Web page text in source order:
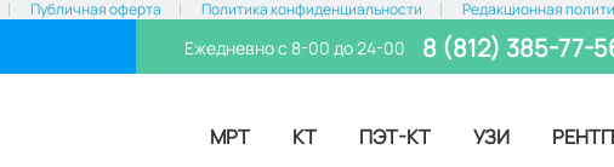
Публичная оферта Политика конфиденциальности Редакционная
Ежедневно с 8-00 до 24-00 8 (812) 385-77-
МРТ КТ ПЭТ-КТ УЗИ